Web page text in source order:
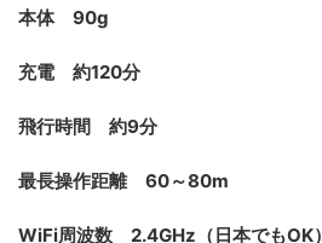
本体 90g
充電 約120分
飛行時間 約9分
最長操作距離 60～80m
WiFi周波数 2.4GHz（日本でもOK）